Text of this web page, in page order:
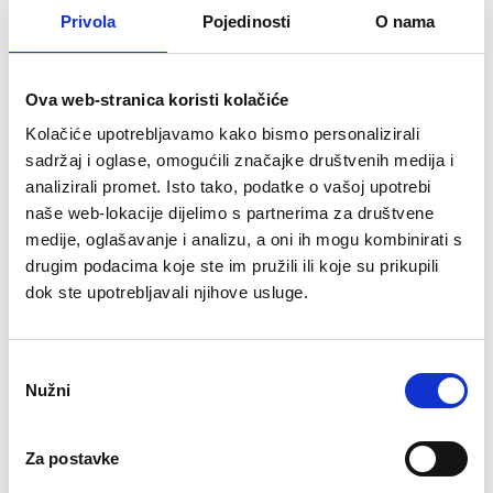
Privola Pojedinosti O nama
Ova web-stranica koristi kolačiće
Kolačiće upotrebljavamo kako bismo personalizirali
sadržaj i oglase, omogućili značajke društvenih medija i
analizirali promet. Isto tako, podatke o vašoj upotrebi
naše web-lokacije dijelimo s partnerima za društvene
medije, oglašavanje i analizu, a oni ih mogu kombinirati s
drugim podacima koje ste im pružili ili koje su prikupili
dok ste upotrebljavali njihove usluge.
pristanka
Nužni
Za postavke
Bregi Kostelski
Vražja peć
Vinarija Zdolc
Muzej dr. Zlatko Dragutin